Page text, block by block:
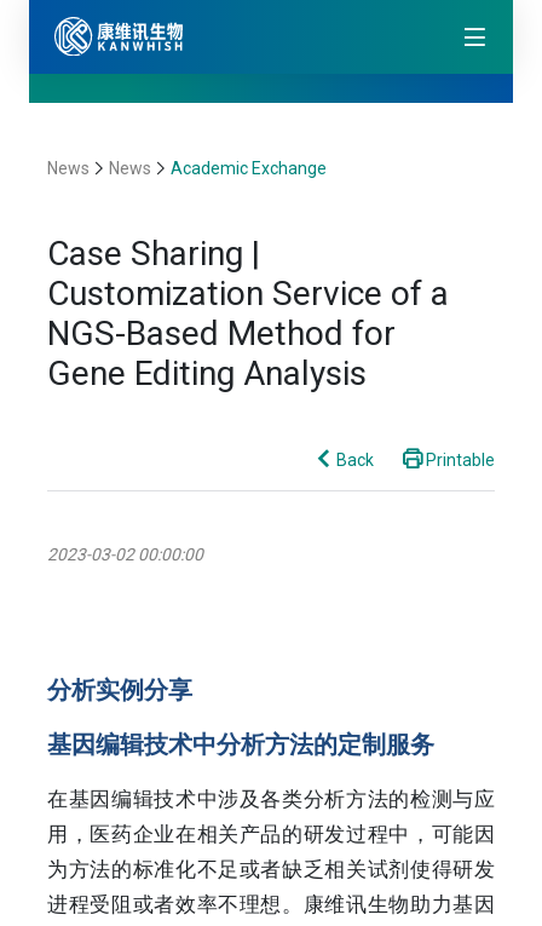
News News Academic Exchange
Case Sharing |
Customization Service of a
NGS-Based Method for
Gene Editing Analysis
Back Printable
2023-03-02 00:00:00
分析实例分享
基因编辑技术中分析方法的定制服务
在基因编辑技术中涉及各类分析方法的检测与应
用，医药企业在相关产品的研发过程中，可能因
为方法的标准化不足或者缺乏相关试剂使得研发
进程受阻或者效率不理想。康维讯生物助力基因